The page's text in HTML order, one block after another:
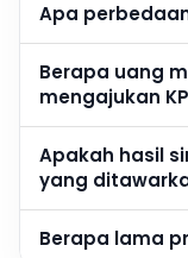
Apa
Berapa uang
mengajukan
Apakah hasil
yang
Berapa lama